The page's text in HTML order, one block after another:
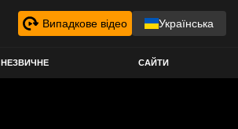
Випадкове відео Українська
НЕЗВИЧНЕ САЙТИ